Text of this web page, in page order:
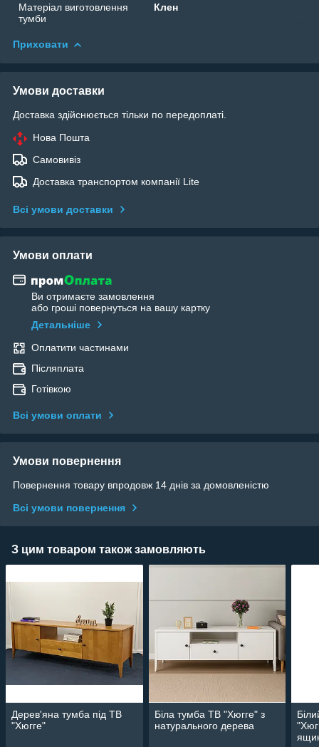
Матеріал виготовлення
тумби
Клен
Приховати
Умови доставки
Доставка здійснюється тільки по передоплаті.
Нова Пошта
Самовивіз
Доставка транспортом компанії Lite
Всі умови доставки
Умови оплати
Ви отримаєте замовлення
або гроші повернуться на вашу картку
Детальніше
Оплатити частинами
Післяплата
Готівкою
Всі умови оплати
Умови повернення
Повернення товару впродовж 14 днів за домовленістю
Всі умови повернення
З цим товаром також замовляють
Дерев'яна тумба під ТВ
"Хюгге"
Біла тумба ТВ "Хюгге" з
натурального дерева